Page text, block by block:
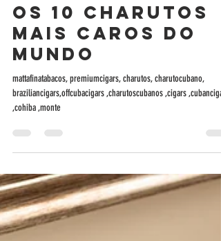
2 de mai. de 2023
4 min de leitura
Os 10 charutos
mais caros do
mundo
mattafinatabacos, premiumcigars, charutos, charutocubano,
braziliancigars,offcubacigars ,charutoscubanos ,cigars
,cohiba ,monte